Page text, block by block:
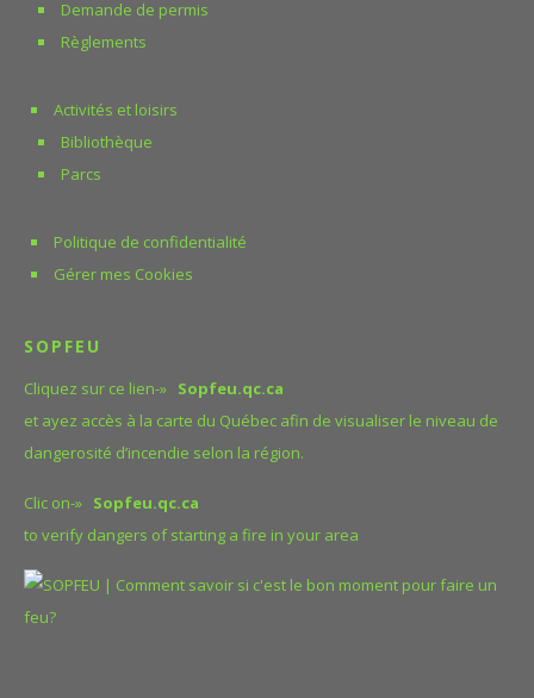
Demande de permis
Règlements
Activités et loisirs
Bibliothèque
Parcs
Politique de confidentialité
Gérer mes Cookies
SOPFEU
Cliquez sur ce lien-» Sopfeu.qc.ca
et ayez accès à la carte du Québec afin de visualiser le niveau de
dangerosité d’incendie selon la région.
Clic on-» Sopfeu.qc.ca
to verify dangers of starting a fire in your area